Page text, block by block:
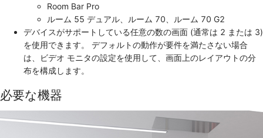
Room Bar Pro
ルーム 55 デュアル、ルーム 70、ルーム 70 G2
デバイスがサポートしている任意の数の画面 (通常は 2 または 3)
を使用できます。 デフォルトの動作が要件を満たさない場合
は、ビデオ モニタの設定を使用して、画面上のレイアウトの分
布を構成します。
必要な機器